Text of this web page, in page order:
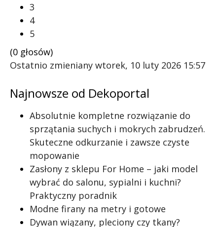
3
4
5
(0 głosów)
Ostatnio zmieniany wtorek, 10 luty 2026 15:57
Najnowsze od Dekoportal
Absolutnie kompletne rozwiązanie do
sprzątania suchych i mokrych zabrudzeń.
Skuteczne odkurzanie i zawsze czyste
mopowanie
Zasłony z sklepu For Home – jaki model
wybrać do salonu, sypialni i kuchni?
Praktyczny poradnik
Modne firany na metry i gotowe
Dywan wiązany, pleciony czy tkany?